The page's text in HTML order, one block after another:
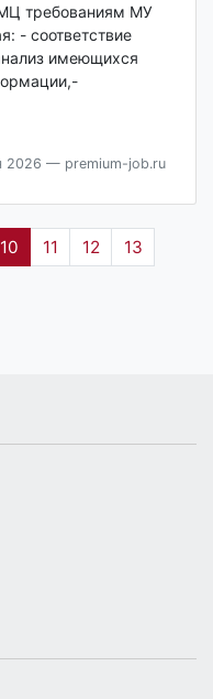
требованиям МУ
- соответствие
имеющихся
2026 — premium-job.ru
10 11 12
13